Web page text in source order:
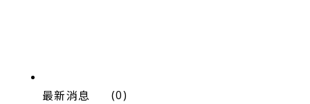
最新消息
(0)